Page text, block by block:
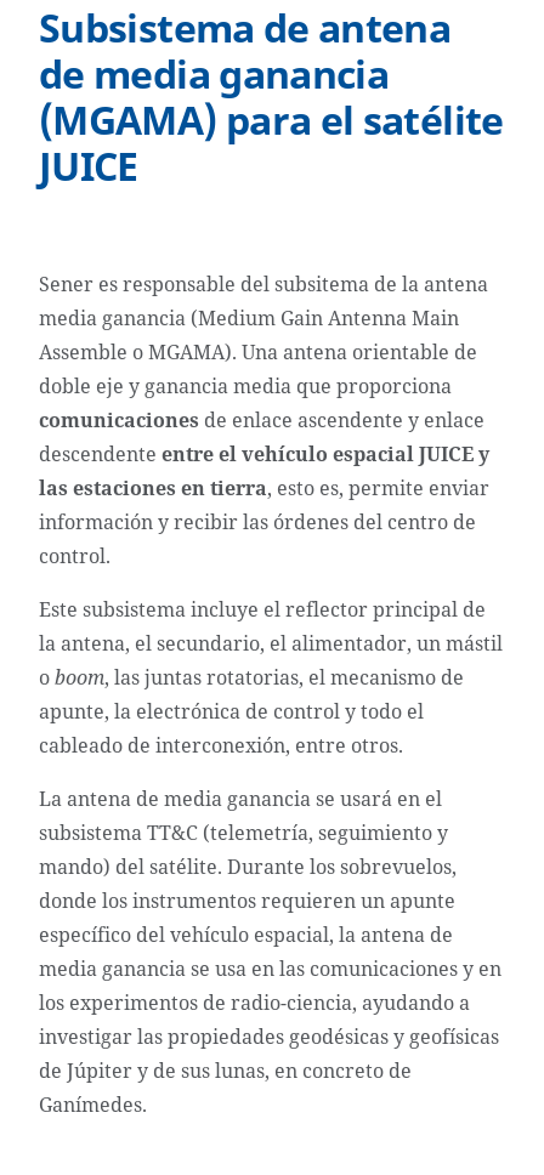
Subsistema de antena
de media ganancia
(MGAMA) para el satélite
JUICE
Sener es responsable del subsitema de la antena
media ganancia (Medium Gain Antenna Main
Assemble o MGAMA). Una antena orientable de
doble eje y ganancia media que proporciona
comunicaciones de enlace ascendente y enlace
descendente entre el vehículo espacial JUICE y
las estaciones en tierra, esto es, permite enviar
información y recibir las órdenes del centro de
control.
Este subsistema incluye el reflector principal de
la antena, el secundario, el alimentador, un mástil
oboom, las juntas rotatorias, el mecanismo de
apunte, la electrónica de control y todo el
cableado de interconexión, entre otros.
La antena de media ganancia se usará en el
subsistema TT&C (telemetría, seguimiento y
mando) del satélite. Durante los sobrevuelos,
donde los instrumentos requieren un apunte
específico del vehículo espacial, la antena de
media ganancia se usa en las comunicaciones y en
los experimentos de radio-ciencia, ayudando a
investigar las propiedades geodésicas y geofísicas
de Júpiter y de sus lunas, en concreto de
Ganímedes.